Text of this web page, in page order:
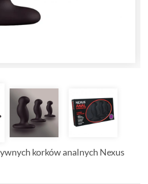
korków analnych Nexus